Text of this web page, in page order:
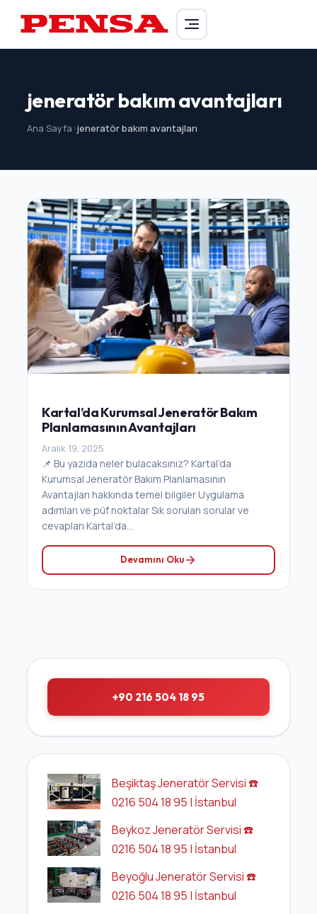
PENSA Generator
jeneratör bakım avantajları
Ana Sayfa>jeneratör bakım avantajları
Kartal’da Kurumsal Jeneratör Bakım
Planlamasının Avantajları
Aralık 19, 2025
📌 Bu yazıda neler bulacaksınız? Kartal’da
Kurumsal Jeneratör Bakım Planlamasının
Avantajları hakkında temel bilgiler Uygulama
adımları ve püf noktalar Sık sorulan sorular ve
cevapları Kartal’da...
Devamını Oku
+90 216 504 18 95
Beşiktaş Jeneratör Servisi ☎️
0216 504 18 95 | İstanbul
Beykoz Jeneratör Servisi ☎️
0216 504 18 95 | İstanbul
Beyoğlu Jeneratör Servisi ☎️
0216 504 18 95 | İstanbul